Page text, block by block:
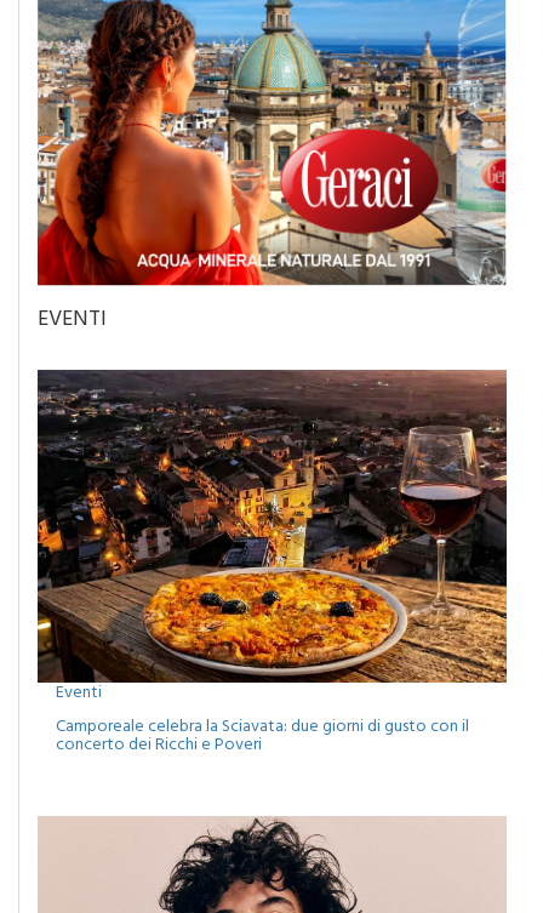
EVENTI
Eventi
Camporeale celebra la Sciavata: due giorni di gusto con il
concerto dei Ricchi e Poveri